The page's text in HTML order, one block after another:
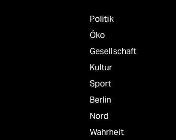
Politik
Öko
Gesellschaft
Kultur
Sport
Berlin
Nord
Wahrheit